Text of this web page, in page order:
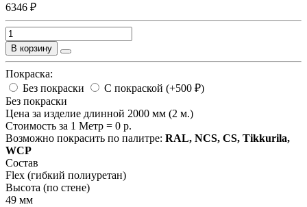
6346 ₽
В корзину
Покраска:
Без покраски
С покраской (+500 ₽)
Без покраски
Цена за изделие длинной 2000 мм (2 м.)
Стоимость за 1 Метр = 0 р.
Возможно покрасить по палитре: RAL, NCS, CS, Tikkurila,
WCP
Состав
Flex (гибкий полиуретан)
Высота (по стене)
49 мм